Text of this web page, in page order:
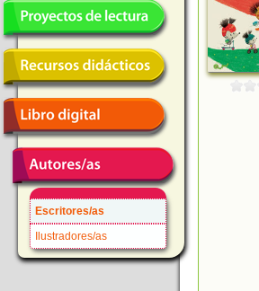
Escritores/as
Ilustradores/as